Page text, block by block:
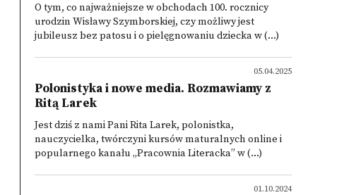
O tym, co najważniejsze w obchodach 100. rocznicy
urodzin Wisławy Szymborskiej, czy możliwy jest
jubileusz bez patosu i o pielęgnowaniu dziecka w (...)
05.04.2025
Polonistyka i nowe media. Rozmawiamy z
Ritą Larek
Jest dziś z nami Pani Rita Larek, polonistka,
nauczycielka, twórczyni kursów maturalnych online i
popularnego kanału „Pracownia Literacka” w (...)
01.10.2024